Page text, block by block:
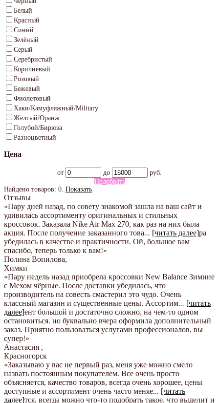
Белый
Красный
Синий
Зелёный
Серый
Серебристый
Коричневый
Розовый
Бежевый
Фиолетовый
Хаки/Камуфляжный/Military
Жёлтый/Оранж
Голубой/Бирюза
Разноцветный
Цена
от до
руб.
Подобрать
Найдено товаров: 0 Показать
Отзывы
«Пару дней назад, по совету знакомой зашла на ваш сайт и
удивилась ассортименту оригинальных и стильных
кроссовок. Заказала Nike Air Max 270, как раз на них была
акция. После получение заказанного това... [читать далее]ра
убедилась в качестве и практичности. Ой, большое вам
спасибо, теперь только к вам!»
Полина Вопилова,
Химки
«Пару недель назад приобрела кроссовки New Balance Зимние
с Мехом чёрные. После доставки убедилась, что
производитель на совесть смастерил это чудо. Очень
классный магазин и существенные цены. Ассортим... [читать
далее]ент большой и достаточно сложно, на чем-то одном
остановиться. но буквально вчера оформила дополнительный
заказ. Приятно пользоваться услугами профессионалов, вы
супер!»
Анастасия ,
Красногорск
«Заказываю у вас не первый раз, меня уже можно смело
назвать постоянным покупателем. Все очень просто
объясняется, качество товаров, всегда очень хорошее, цены
доступные и ассортимент очень часто меняе... [читать
далее]тся, всегда можно что-то подобрать такое, что выделит и